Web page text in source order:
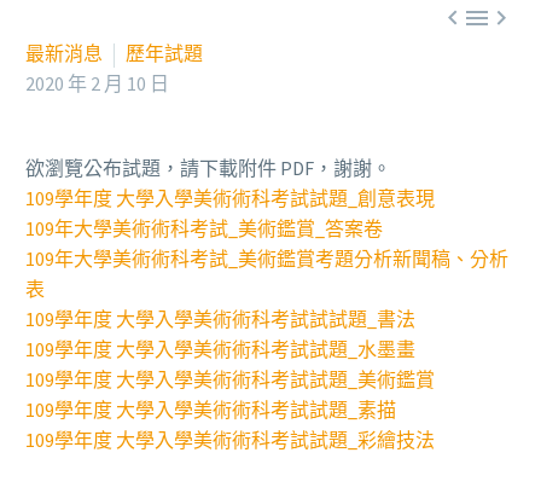

最新消息
歷年試題
2020 年 2 月 10 日
欲瀏覽公布試題，請下載附件 PDF，謝謝。
109學年度 大學入學美術術科考試試題_創意表現
109年大學美術術科考試_美術鑑賞_答案卷
109年大學美術術科考試_美術鑑賞考題分析新聞稿、分析
表
109學年度 大學入學美術術科考試試試題_書法
109學年度 大學入學美術術科考試試題_水墨畫
109學年度 大學入學美術術科考試試題_美術鑑賞
109學年度 大學入學美術術科考試試題_素描
109學年度 大學入學美術術科考試試題_彩繪技法